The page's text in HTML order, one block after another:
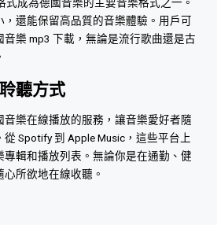
還能保留高品質的音樂體驗。用戶可
樂 mp3 下載，無論是流行歌曲還是古
聽方式
樂在線播放的服務，讓音樂愛好者隨
Spotify 到 Apple Music，這些平台上
輯和播放列表。無論你是在通勤、健
所欲地在線收聽。